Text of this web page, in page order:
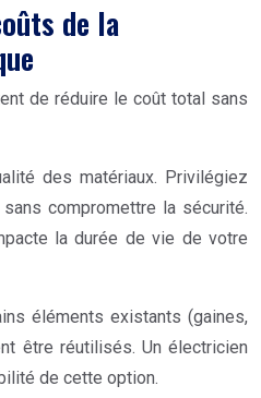
de la
de réduire le coût total sans
des matériaux. Privilégiez
compromettre la sécurité.
la durée de vie de votre
éléments existants (gaines,
être réutilisés. Un électricien
de cette option.